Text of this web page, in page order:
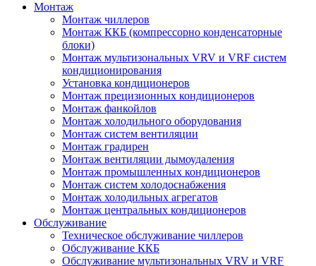
Монтаж
Монтаж чиллеров
Монтаж ККБ (компрессорно конденсаторные
блоки)
Монтаж мультизональных VRV и VRF систем
кондиционирования
Установка кондиционеров
Монтаж прецизионных кондиционеров
Монтаж фанкойлов
Монтаж холодильного оборудования
Монтаж систем вентиляции
Монтаж градирен
Монтаж вентиляции дымоудаления
Монтаж промышленных кондиционеров
Монтаж систем холодоснабжения
Монтаж холодильных агрегатов
Монтаж центральных кондиционеров
Обслуживание
Техническое обслуживание чиллеров
Обслуживание ККБ
Обслуживание мультизональных VRV и VRF